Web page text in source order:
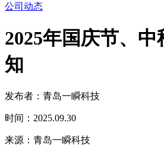
公司动态
2025年国庆节、中
知
发布者：青岛一瞬科技
时间：2025.09.30
来源：青岛一瞬科技